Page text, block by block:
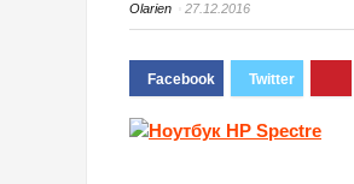
Olarien 27.12.2016